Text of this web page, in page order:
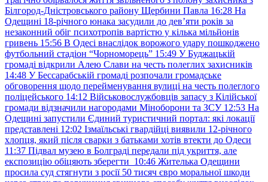
Білгород-Дністровського району Щербини Павла 16:28 На
Одещині 18-річного юнака засудили до дев’яти років за
незаконний обіг психотропів вартістю у кілька мільйонів
гривень 15:56 В Одесі внаслідок ворожого удару пошкоджено
футбольний стадіон “Чорноморець” 15:49 У Буджацькій
громаді відкрили Алею Слави на честь полеглих захисників
14:48 У Бессарабській громаді розпочали громадське
обговорення щодо перейменування вулиці на честь полеглого
поліцейського 14:12 Військовослужбовців запасу з Кілійської
громади відзначили нагородами Міноборони та ЗСУ 12:53 На
Одещині запустили Єдиний туристичний портал: які локації
представлені 12:02 Ізмаїльські гвардійці виявили 12-річного
хлопця, який після сварки з батьками хотів втекти до Одеси
11:37 Підвал музею в Болграді передали під укриття, але
експозицію обіцяють зберегти 10:46 Жителька Одещини
просила суд стягнути з росії 50 тисяч євро моральної шкоди